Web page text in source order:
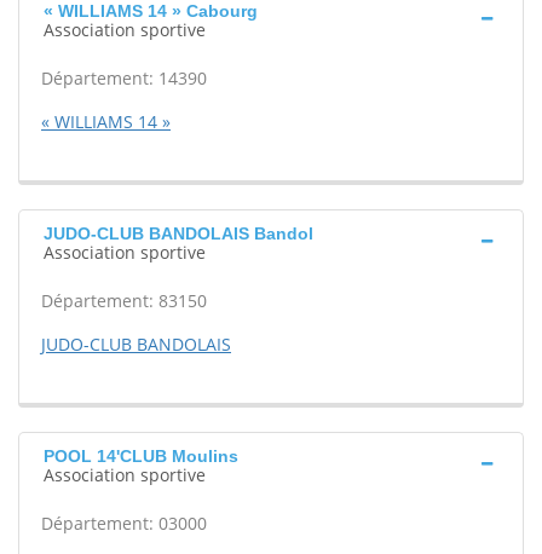
« WILLIAMS 14 » Cabourg
Association sportive
Département: 14390
« WILLIAMS 14 »
JUDO-CLUB BANDOLAIS Bandol
Association sportive
Département: 83150
JUDO-CLUB BANDOLAIS
POOL 14'CLUB Moulins
Association sportive
Département: 03000